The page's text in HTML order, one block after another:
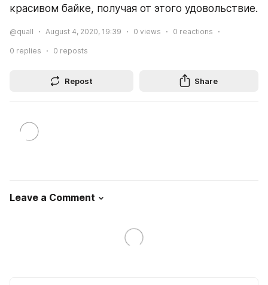
красивом байке, получая от этого удовольствие.
@quall August 4, 2020, 19:39 0 views 0 reactions
0 replies 0 reposts
Repost Share
Leave a Comment